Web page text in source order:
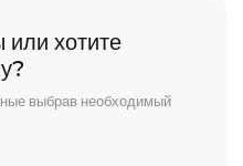
или хотите
выбрав необходимый